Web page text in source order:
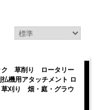
ク 草削り ロータリー
機用アタッチメント ロ
刈り 畑・庭・グラウ